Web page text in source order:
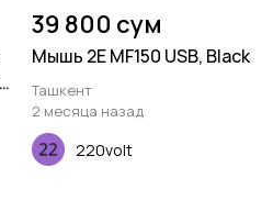
39 800 сум
Мышь 2E MF150 USB, Black
Ташкент
2 месяца назад
220volt